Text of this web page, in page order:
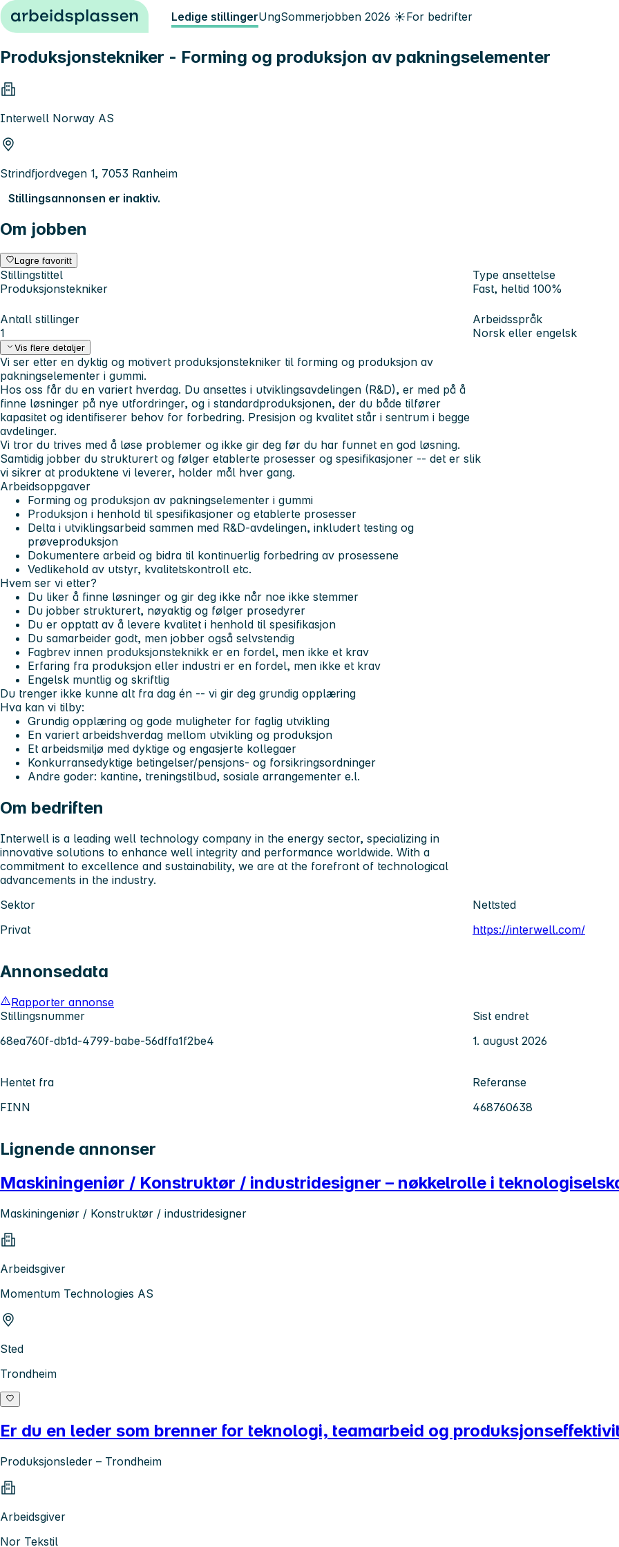
Hopp til innhold Ledige stillingerUngSommerjobben 2026 ☀️For bedrifter
Produksjonstekniker - Forming og produksjon av pakningselementer
Interwell Norway AS
Strindfjordvegen 1, 7053 Ranheim
Stillingsannonsen er inaktiv.
Om jobben
Lagre favoritt
Stillingstittel
Produksjonstekniker
Type ansettelse
Fast, heltid 100%
Antall stillinger
1
Arbeidsspråk
Norsk eller engelsk
Vis flere detaljer
Vi ser etter en dyktig og motivert produksjonstekniker til forming og produksjon av
pakningselementer i gummi.
Hos oss får du en variert hverdag. Du ansettes i utviklingsavdelingen (R&D), er med på å
finne løsninger på nye utfordringer, og i standardproduksjonen, der du både tilfører
kapasitet og identifiserer behov for forbedring. Presisjon og kvalitet står i sentrum i begge
avdelinger.
Vi tror du trives med å løse problemer og ikke gir deg før du har funnet en god løsning.
Samtidig jobber du strukturert og følger etablerte prosesser og spesifikasjoner -- det er slik
vi sikrer at produktene vi leverer, holder mål hver gang.
Arbeidsoppgaver
Forming og produksjon av pakningselementer i gummi
Produksjon i henhold til spesifikasjoner og etablerte prosesser
Delta i utviklingsarbeid sammen med R&D-avdelingen, inkludert testing og
prøveproduksjon
Dokumentere arbeid og bidra til kontinuerlig forbedring av prosessene
Vedlikehold av utstyr, kvalitetskontroll etc.
Hvem ser vi etter?
Du liker å finne løsninger og gir deg ikke når noe ikke stemmer
Du jobber strukturert, nøyaktig og følger prosedyrer
Du er opptatt av å levere kvalitet i henhold til spesifikasjon
Du samarbeider godt, men jobber også selvstendig
Fagbrev innen produksjonsteknikk er en fordel, men ikke et krav
Erfaring fra produksjon eller industri er en fordel, men ikke et krav
Engelsk muntlig og skriftlig
Du trenger ikke kunne alt fra dag én -- vi gir deg grundig opplæring
Hva kan vi tilby:
Grundig opplæring og gode muligheter for faglig utvikling
En variert arbeidshverdag mellom utvikling og produksjon
Et arbeidsmiljø med dyktige og engasjerte kollegaer
Konkurransedyktige betingelser/pensjons- og forsikringsordninger
Andre goder: kantine, treningstilbud, sosiale arrangementer e.l.
Om bedriften
Interwell is a leading well technology company in the energy sector, specializing in
innovative solutions to enhance well integrity and performance worldwide. With a
commitment to excellence and sustainability, we are at the forefront of technological
advancements in the industry.
Sektor
Privat
Nettsted
https://interwell.com/
Annonsedata
Rapporter annonse
Stillingsnummer
68ea760f-db1d-4799-babe-56dffa1f2be4
Sist endret
1. august 2026
Hentet fra
FINN
Referanse
468760638
Lignende annonser
Maskiningeniør / Konstruktør / industridesigner – nøkkelrolle i
Maskiningeniør / Konstruktør / industridesigner
Arbeidsgiver
Momentum Technologies AS
Sted
Trondheim
Er du en leder som brenner for teknologi, teamarbeid og
Produksjonsleder – Trondheim
Arbeidsgiver
Nor Tekstil